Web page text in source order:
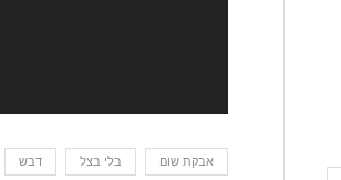
אבקת שום בלי בצל דבש